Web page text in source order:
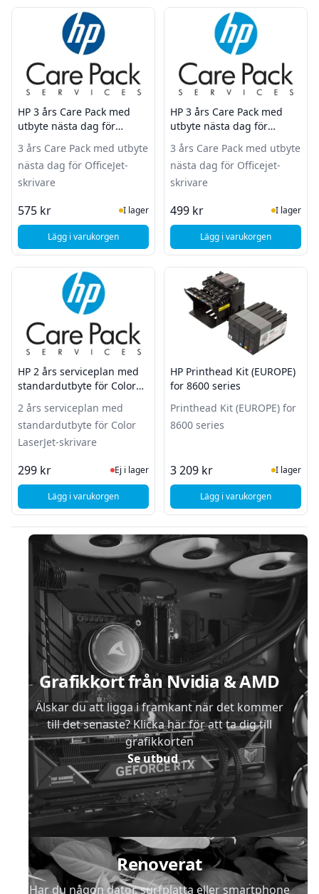
HP 3 års Care Pack med
utbyte nästa dag för
OfficeJet-skrivare
3 års Care Pack med utbyte
nästa dag för OfficeJet-
skrivare
575 kr I Lager
I lager
Lägg i varukorgen, HP 3 års Care Pack med utbyte nästa dag för OfficeJet-
HP 3 års Care Pack med
utbyte nästa dag för
Officejet-skrivare
3 års Care Pack med utbyte
nästa dag för Officejet-
skrivare
499 kr I Lager
I lager
Lägg i varukorgen
, HP 3 års Care
HP 2 års serviceplan med
standardutbyte för Color
LaserJet-skrivare
2 års serviceplan med
standardutbyte för Color
LaserJet-skrivare
299 kr Ej i lager, besök produktsidan för
Ej i lager
Lägg i varukorgen, HP 2 års serviceplan med standardutbyte för Color
HP Printhead Kit (EUROPE)
for 8600 series
Printhead Kit (EUROPE) for
8600 series
3 209 kr I Lager
I lager
Lägg i varukorgen
, HP Printhead Kit
Grafikkort från Nvidia & AMD
Älskar du att ligga i framkant när det kommer
till det senaste? Klicka här för att ta dig till
grafikkorten
Se utbud→
Renoverat
Har du någon dator, surfplatta eller smartphone